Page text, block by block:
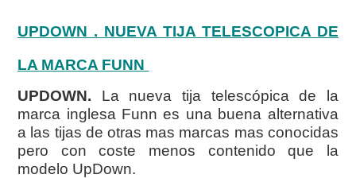
UPDOWN . NUEVA TIJA TELESCOPICA DE
LA MARCA FUNN
UPDOWN. La nueva tija telescópica de la
marca inglesa Funn es una buena alternativa
a las tijas de otras mas marcas mas conocidas
pero con coste menos contenido que la
modelo UpDown.